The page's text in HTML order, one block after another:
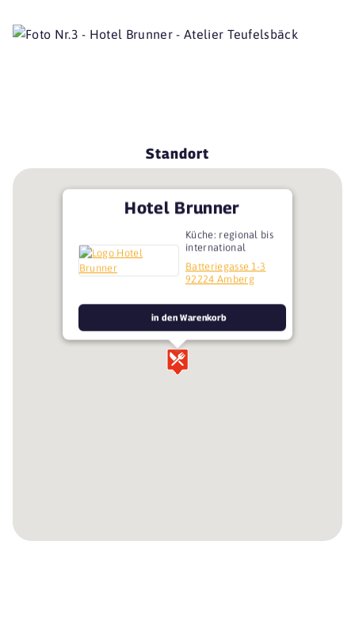
Standort
Hotel Brunner
Küche: regional bis
international
Batteriegasse 1-3
92224 Amberg
in den Warenkorb